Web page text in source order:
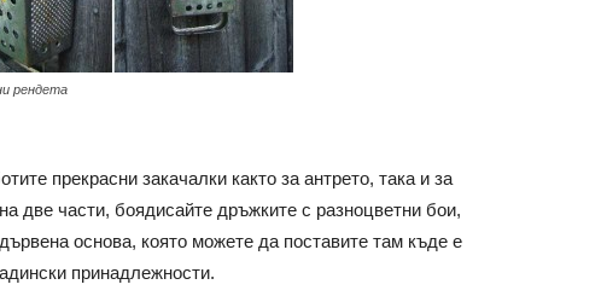
рендета
прекрасни закачалки както за антрето, така и за
две части, боядисайте дръжките с разноцветни бои,
основа, която можете да поставите там къде е
принадлежности.